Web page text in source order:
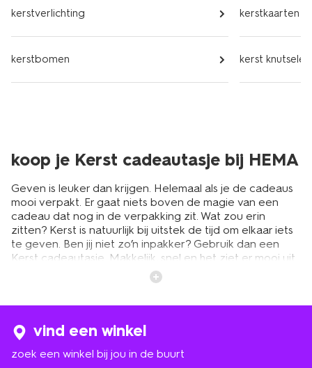
kerstverlichting
kerstbomen
kerstkaarten
kerst knutselen
koop je Kerst cadeautasje bij HEMA
Geven is leuker dan krijgen. Helemaal als je de cadeaus
mooi verpakt. Er gaat niets boven de magie van een
cadeau dat nog in de verpakking zit. Wat zou erin
zitten? Kerst is natuurlijk bij uitstek de tijd om elkaar iets
te geven. Ben jij niet zo’n inpakker? Gebruik dan een
Kerst cadeautasje. Makkelijk, snel en het ziet er mooi uit.
HEMA is ook voor de kerstperiode de winkel die overal
aan gedacht heeft. We hebben alles voor Kerst, en ook
een Kerst cadeautas voor alle
vind een winkel
zoek een winkel bij jou in de buurt